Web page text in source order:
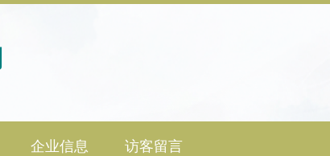
企业信息 访客留言